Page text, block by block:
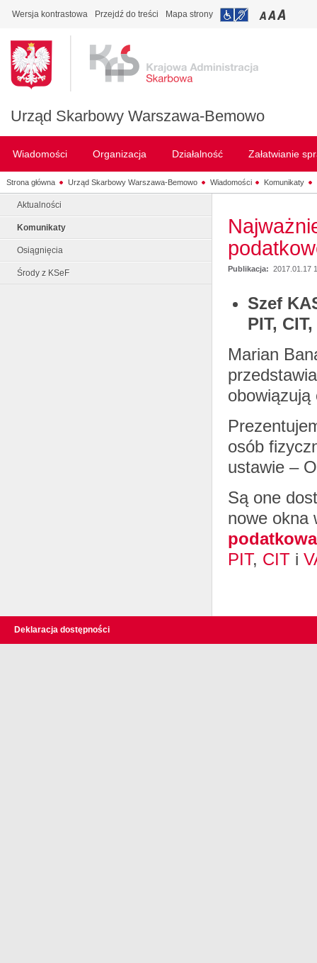
Wersja kontrastowa Przejdź do treści Mapa strony
Urząd Skarbowy Warszawa-Bemowo
Wiadomości Organizacja Działalność Załatwianie
Strona główna Urząd Skarbowy Warszawa-Bemowo Wiadomości Komunikaty
Aktualności
Komunikaty
Osiągnięcia
Środy z KSeF Publikacja: 2017.01.17
Szef
PIT,
Marian
osób
ustawie –
Są one
nowe okna
podatkowa
PIT, CIT i
Deklaracja dostępności